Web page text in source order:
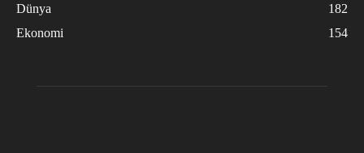
Dünya
182
Ekonomi
154